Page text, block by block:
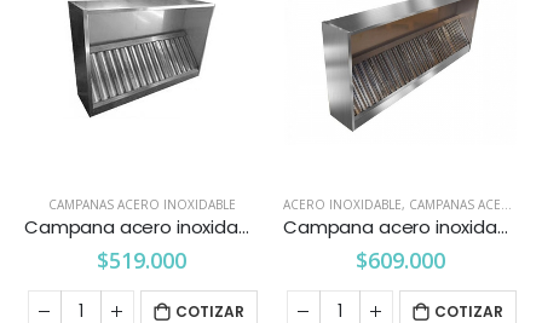
CAMPANAS ACERO INOXIDABLE
Campana acero inoxidable mural 200 cm.
$519.000
COTIZAR
ACERO INOXIDABLE, CAMPANAS ACERO INOXIDABLE
Campana acero inoxidable mural 300 cm.
$609.000
COTIZAR